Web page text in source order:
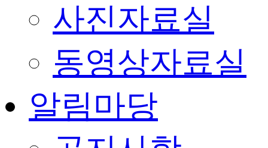
사진자료실
동영상자료실
알림마당